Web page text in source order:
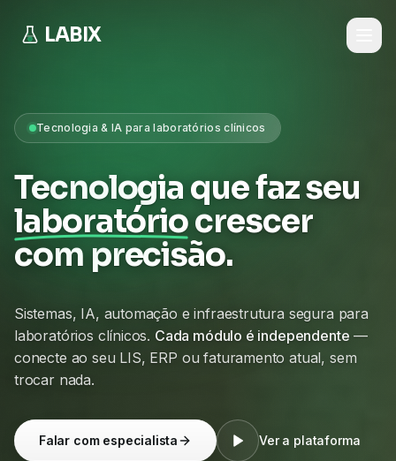
LABIX
Tecnologia & IA para laboratórios clínicos
Tecnologia que faz seu
laboratóriocrescer
com precisão.
Sistemas, IA, automação e infraestrutura segura para
laboratórios clínicos. Cada módulo é independente —
conecte ao seu LIS, ERP ou faturamento atual, sem
trocar nada.
Falar com especialista Ver a plataforma